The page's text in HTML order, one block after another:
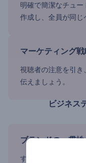
明確で簡潔なチュ
作成し、全員が同じ
マーケティング
視聴者の注意を引
伝えましょう。
ビジネス
ブランドの一貫
すべてのビデオコ